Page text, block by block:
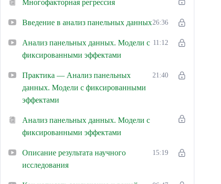
Многофакторная регрессия
Введение в анализ панельных данных26:36
Анализ панельных данных. Модели с
фиксированными эффектами
11:12
Практика — Анализ панельных
данных. Модели с фиксированными
эффектами
21:40
Анализ панельных данных. Модели с
фиксированными эффектами
Описание результата научного
исследования
15:19